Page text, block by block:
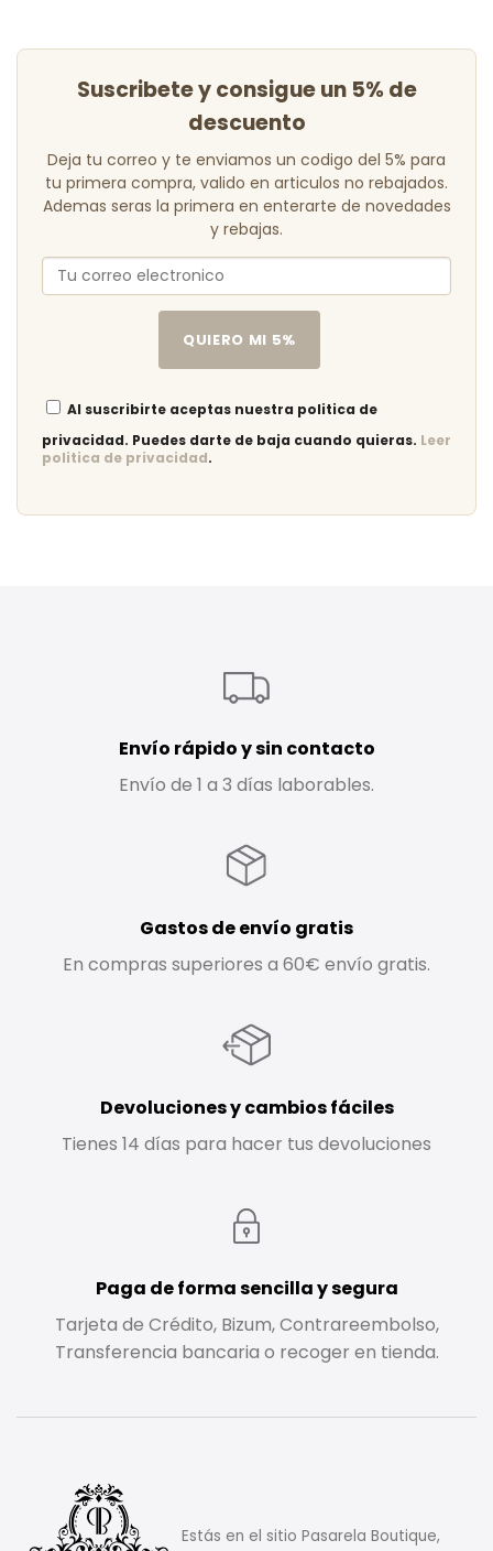
Suscribete y consigue un 5% de
descuento
Deja tu correo y te enviamos un codigo del 5% para
tu primera compra, valido en articulos no rebajados.
Ademas seras la primera en enterarte de novedades
y rebajas.
QUIERO MI 5%
Al suscribirte aceptas nuestra politica de
privacidad. Puedes darte de baja cuando quieras. Leer
politica de privacidad.
Envío rápido y sin contacto
Envío de 1 a 3 días laborables.
Gastos de envío gratis
En compras superiores a 60€ envío gratis.
Devoluciones y cambios fáciles
Tienes 14 días para hacer tus devoluciones
Paga de forma sencilla y segura
Tarjeta de Crédito, Bizum, Contrareembolso,
Transferencia bancaria o recoger en tienda.
Estás en el sitio Pasarela Boutique,